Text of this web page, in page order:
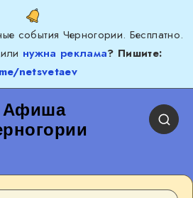
события Черногории. Бесплатно.
нужна реклама? Пишите:
netsvetaev
Афиша